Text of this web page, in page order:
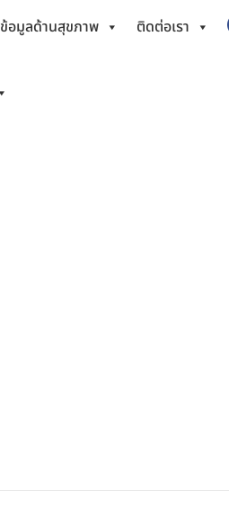
ข้อมูลด้านสุขภาพ ติดต่อเรา